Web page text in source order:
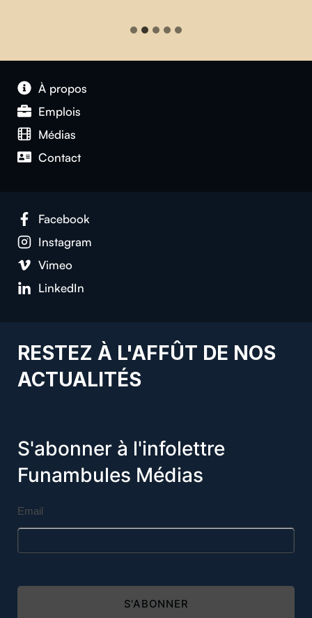
À propos
Emplois
Médias
Contact
Facebook
Instagram
Vimeo
LinkedIn
RESTEZ À L'AFFÛT DE NOS
ACTUALITÉS
S'abonner à l'infolettre
Funambules Médias
Email
S'ABONNER